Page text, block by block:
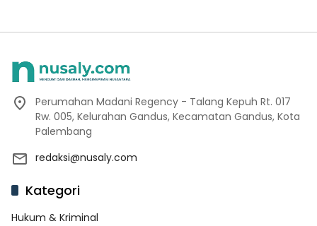
Perumahan Madani Regency - Talang Kepuh Rt. 017
Rw. 005, Kelurahan Gandus, Kecamatan Gandus, Kota
Palembang
redaksi@nusaly.com
Kategori
Hukum & Kriminal